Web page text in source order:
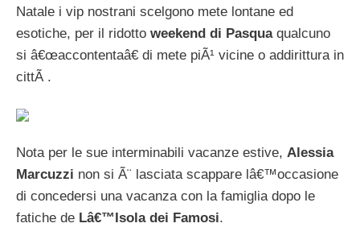
Natale i vip nostrani scelgono mete lontane ed
esotiche, per il ridotto weekend di Pasqua qualcuno
si â€œaccontentaâ€ di mete piÃ¹ vicine o addirittura in
cittÃ .
Nota per le sue interminabili vacanze estive, Alessia
Marcuzzi non si Ã¨ lasciata scappare lâ€™occasione
di concedersi una vacanza con la famiglia dopo le
fatiche de Lâ€™Isola dei Famosi.